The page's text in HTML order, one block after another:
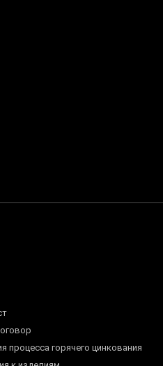
процесса горячего цинкования